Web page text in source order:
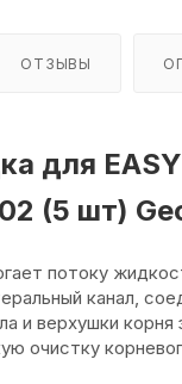
ОТЗЫВЫ
для
(5 шт)
потоку
канал,
и верхушки корня
очистку